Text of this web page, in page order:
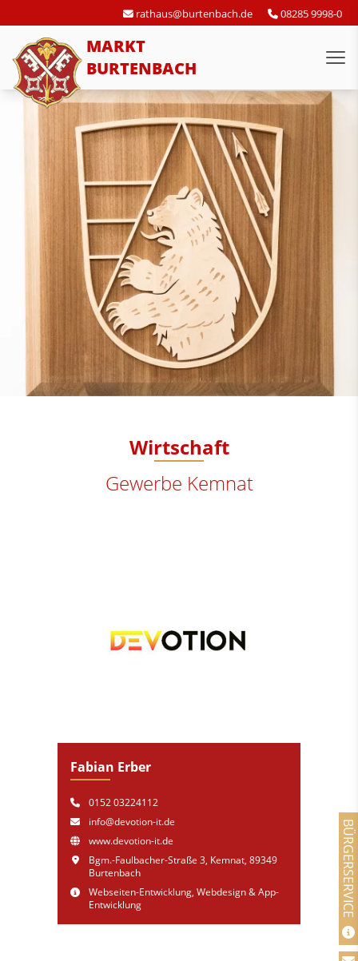
rathaus@burtenbach.de 08285 9998-0
MARKT
BURTENBACH
BÜRGERSERVICE
Wirtschaft
Gewerbe Kemnat
Fabian Erber
0152 03224112
info@devotion-it.de
www.devotion-it.de
Bgm.-Faulbacher-Straße 3, Kemnat, 89349
Burtenbach
Webseiten-Entwicklung, Webdesign & App-
Entwicklung